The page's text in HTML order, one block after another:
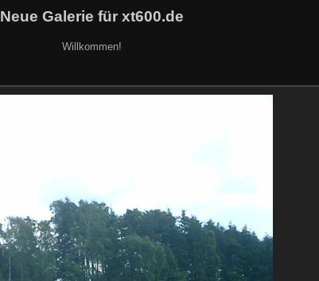
Neue Galerie für xt600.de
Willkommen!